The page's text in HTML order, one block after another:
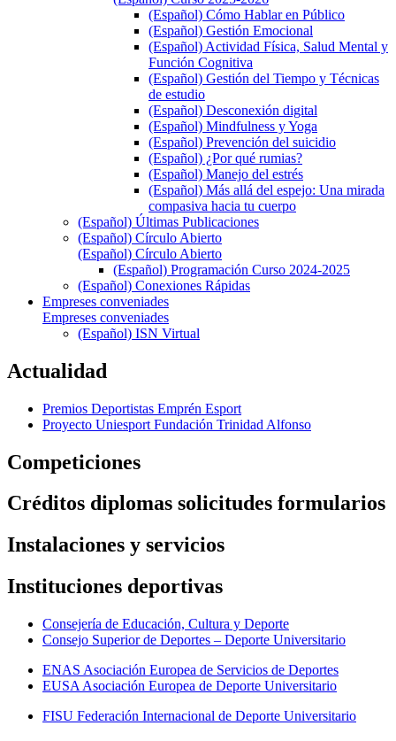
(Español) Cómo Hablar en Público
(Español) Gestión Emocional
(Español) Actividad Física, Salud Mental y
Función Cognitiva
(Español) Gestión del Tiempo y Técnicas
de estudio
(Español) Desconexión digital
(Español) Mindfulness y Yoga
(Español) Prevención del suicidio
(Español) ¿Por qué rumias?
(Español) Manejo del estrés
(Español) Más allá del espejo: Una mirada
compasiva hacia tu cuerpo
(Español) Últimas Publicaciones
(Español) Círculo Abierto
(Español) Círculo Abierto
(Español) Programación Curso 2024-2025
(Español) Conexiones Rápidas
Empreses conveniades
Empreses conveniades
(Español) ISN Virtual
Actualidad
Premios Deportistas Emprén Esport
Proyecto Uniesport Fundación Trinidad Alfonso
Competiciones
Créditos diplomas solicitudes formularios
Instalaciones y servicios
Instituciones deportivas
Consejería de Educación, Cultura y Deporte
Consejo Superior de Deportes – Deporte Universitario
ENAS Asociación Europea de Servicios de Deportes
EUSA Asociación Europea de Deporte Universitario
FISU Federación Internacional de Deporte Universitario